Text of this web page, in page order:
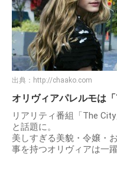
本名：オリヴィア・パレ
生年月日：1986年2月28日
出身地：アメリカ/ニュー
職業：ソーシャライト・